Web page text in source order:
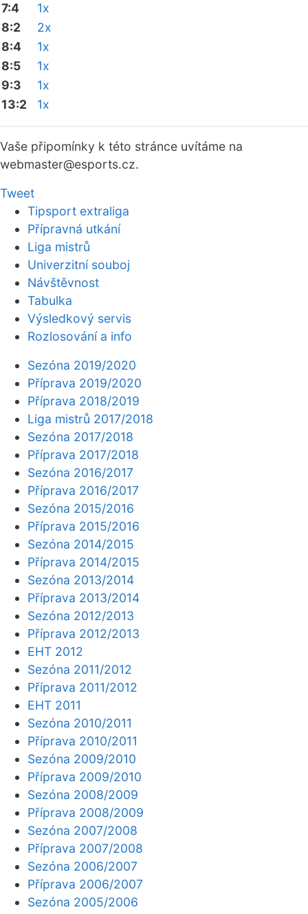
7:4
1x
8:2
2x
8:4
1x
8:5
1x
9:3
1x
13:2
1x
Vaše připomínky k této stránce uvítáme na
webmaster@esports.cz.
Tweet
Tipsport extraliga
Přípravná utkání
Liga mistrů
Univerzitní souboj
Návštěvnost
Tabulka
Výsledkový servis
Rozlosování a info
Sezóna 2019/2020
Příprava 2019/2020
Příprava 2018/2019
Liga mistrů 2017/2018
Sezóna 2017/2018
Příprava 2017/2018
Sezóna 2016/2017
Příprava 2016/2017
Sezóna 2015/2016
Příprava 2015/2016
Sezóna 2014/2015
Příprava 2014/2015
Sezóna 2013/2014
Příprava 2013/2014
Sezóna 2012/2013
Příprava 2012/2013
EHT 2012
Sezóna 2011/2012
Příprava 2011/2012
EHT 2011
Sezóna 2010/2011
Příprava 2010/2011
Sezóna 2009/2010
Příprava 2009/2010
Sezóna 2008/2009
Příprava 2008/2009
Sezóna 2007/2008
Příprava 2007/2008
Sezóna 2006/2007
Příprava 2006/2007
Sezóna 2005/2006